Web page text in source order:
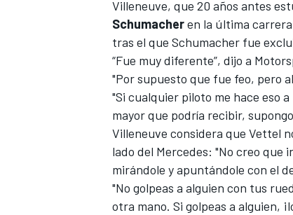
Villeneuve, que 20 años antes
Schumacheren la última
tras el que Schumacher fue
“Fue muy diferente”, dijo a
"Por supuesto que fue feo, pero
"Si cualquier piloto me hace eso
mayor que podría recibir,
Villeneuve considera que Vettel
lado del Mercedes: "No creo que
mirándole y apuntándole con el
"No golpeas a alguien con tus
otra mano. Si golpeas a alguien,